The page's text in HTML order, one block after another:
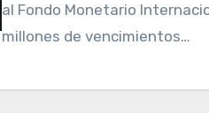
al Fondo Monetario
millones de vencimientos…